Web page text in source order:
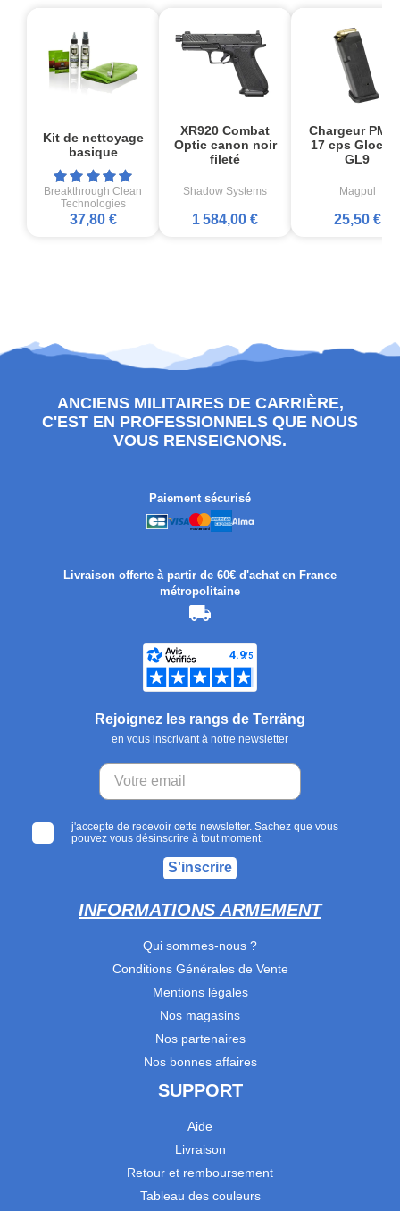
Kit de nettoyage
basique
Breakthrough Clean
Technologies
37,80 €
XR920 Combat
Optic canon noir
fileté
Shadow Systems
1 584,00 €
Chargeur
17 cps
GL9
Magpul
25,50 €
ANCIENS MILITAIRES DE CARRIÈRE,
C'EST EN PROFESSIONNELS QUE NOUS
VOUS RENSEIGNONS.
Paiement sécurisé
Livraison offerte à partir de 60€ d'achat en France
métropolitaine
Rejoignez les rangs de Terräng
en vous inscrivant à notre newsletter
j'accepte de recevoir cette newsletter. Sachez que vous
pouvez vous désinscrire à tout moment.
S'inscrire
INFORMATIONS ARMEMENT
Qui sommes-nous ?
Conditions Générales de Vente
Mentions légales
Nos magasins
Nos partenaires
Nos bonnes affaires
SUPPORT
Aide
Livraison
Retour et remboursement
Tableau des couleurs